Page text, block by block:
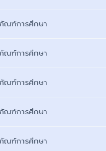
ณฑ์การศึกษา
ณฑ์การศึกษา
ณฑ์การศึกษา
ณฑ์การศึกษา
ณฑ์การศึกษา